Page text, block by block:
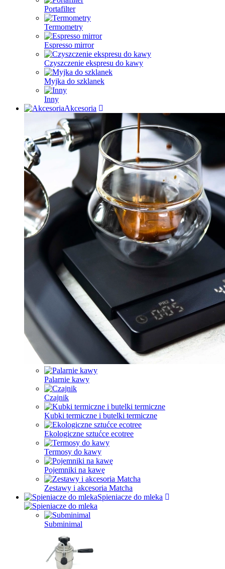
Portafilter
Termometry
Espresso mirror
Czyszczenie ekspresu do kawy
Myjka do szklanek
Inny
Akcesoria
Palarnie kawy
Czajnik
Kubki termiczne i butelki termiczne
Ekologiczne sztućce ecotree
Termosy do kawy
Pojemniki na kawę
Zestawy i akcesoria Matcha
Spieniacze do mleka
Subminimal